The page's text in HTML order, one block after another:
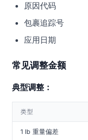
原因代码
包裹追踪号
应用日期
常见调整金额
典型调整：
类型
1 lb 重量偏差